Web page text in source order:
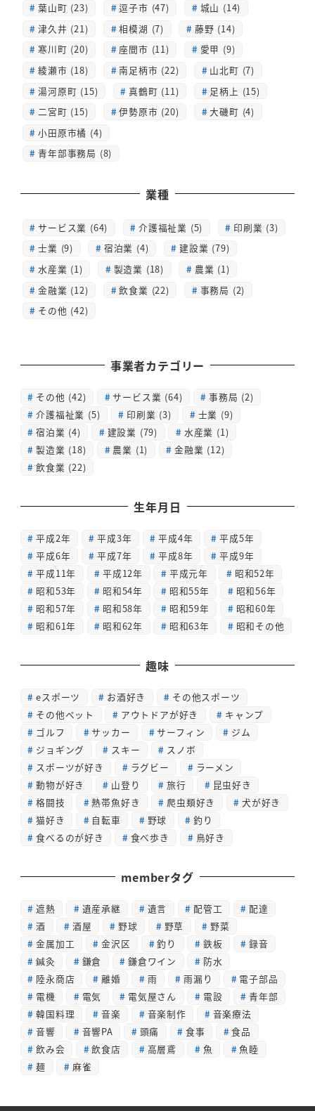
葉山町 (23)
逗子市 (47)
城山 (14)
津久井 (21)
相模湖 (7)
藤野 (14)
寒川町 (20)
座間市 (11)
愛甲 (9)
綾瀬市 (18)
南足柄市 (22)
山北町 (7)
湯河原町 (15)
真鶴町 (11)
足柄上 (15)
二宮町 (15)
伊勢原市 (20)
大磯町 (4)
小田原市橘 (4)
青年部事務局 (8)
業種
サービス業 (64) 介護福祉業 (5)
印刷業 (3)
士業 (9)
宿泊業 (4)
建設業 (79)
水産業 (1)
製造業 (18)
農業 (1)
金融業 (12)
飲食業 (22)
事務局 (2)
その他 (42)
事業者カテゴリー
その他 (42) サービス業 (64) 事務局 (2)
介護福祉業 (5) 印刷業 (3) 士業 (9)
宿泊業 (4) 建設業 (79) 水産業 (1)
製造業 (18) 農業 (1) 金融業 (12)
飲食業 (22)
生年月日
平成2年 平成3年 平成4年
平成5年
平成6年
平成7年 平成8年
平成9年
平成11年
平成12年 平成元年
昭和52年
昭和53年
昭和54年 昭和55年
昭和56年
昭和57年
昭和58年 昭和59年
昭和60年
昭和61年
昭和62年 昭和63年 昭和その他
趣味
eスポーツ お酒好き
その他スポーツ
その他ペット
アウトドアが好き
キャンプ
ゴルフ
サッカー サーフィン
ジム
ジョギング
スキー
スノボ
スポーツが好き
ラグビー
ラーメン
動物が好き
山登り 旅行
昆虫好き
格闘技
熱帯魚好き 爬虫類好き
犬が好き
猫好き
自転車 野球
釣り
食べるのが好き
食べ歩き 鳥好き
memberタグ
遮熱 遺産承継 遺言 配管工
配達
酒
酒屋 野球 野草
野菜
金属加工
金沢区 釣り 鉄板
録音
鍼灸
鎌倉 鎌倉ワイン
防水
陸永商店
離婚 雨 雨漏り
電子部品
電機
電気 電気屋さん 電設
青年部
韓国料理
音楽 音楽制作
音楽療法
音響
音響PA 頭痛 食事
食品
飲み会
飲食店 高層鳶 魚
魚睦
麺
麻雀